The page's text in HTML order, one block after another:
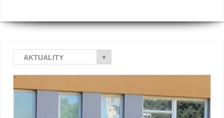
AKTUALITY ▼